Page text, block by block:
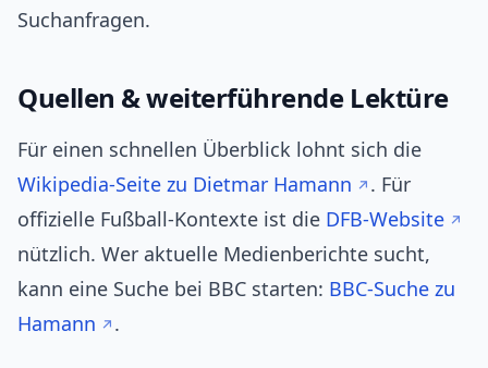
Suchanfragen.
Quellen & weiterführende Lektüre
Für einen schnellen Überblick lohnt sich die
Wikipedia-Seite zu Dietmar Hamann
. Für
offizielle Fußball-Kontexte ist die DFB-Website
nützlich. Wer aktuelle Medienberichte sucht,
kann eine Suche bei BBC starten: BBC-Suche zu
Hamann
.